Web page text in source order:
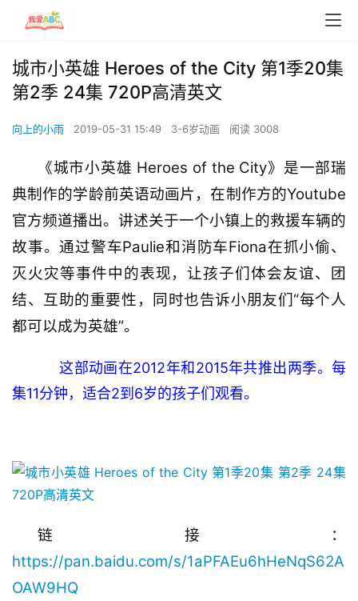
城市小英雄 Heroes of the City 第1季20集
第2季 24集 720P高清英文
向上的小雨 2019-05-31 15:49 3-6岁动画 阅读 3008
《城市小英雄 Heroes of the City》是一部瑞
典制作的学龄前英语动画片，在制作方的Youtube
官方频道播出。讲述关于一个小镇上的救援车辆的
故事。通过警车Paulie和消防车Fiona在抓小偷、
灭火灾等事件中的表现，让孩子们体会友谊、团
结、互助的重要性，同时也告诉小朋友们“每个人
都可以成为英雄”。
这部动画在2012年和2015年共推出两季。 每
集11分钟，适合2到6岁的孩子们观看。
链接：
https://pan.baidu.com/s/1aPFAEu6hHeNqS62A
OAW9HQ